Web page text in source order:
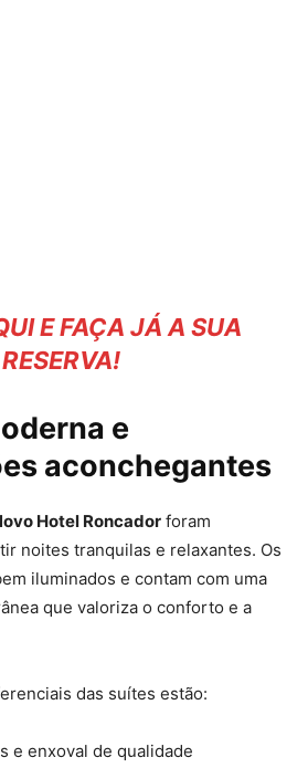
E FAÇA JÁ A SUA
RESERVA!
e
aconchegantes
Hotel Roncador foram
noites tranquilas e relaxantes. Os
iluminados e contam com uma
que valoriza o conforto e a
das suítes estão:
e enxoval de qualidade